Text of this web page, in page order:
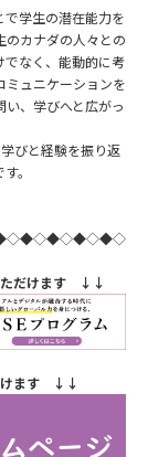
学生の潜在能力を
のカナダの人々との
でなく、能動的に考
ミュニケーションを
、学びへと広がっ
びと経験を振り返
。
ただけます ↓↓
けます ↓↓